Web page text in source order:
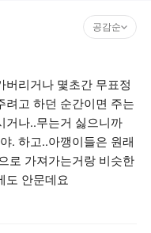
공감순
버리거나 몇초간 무표정
려고 하던 순간이면 주는
거나..무는거 싫으니까
. 하고..아깽이들은 원래
로 가져가는거랑 비슷한
도 안문데요